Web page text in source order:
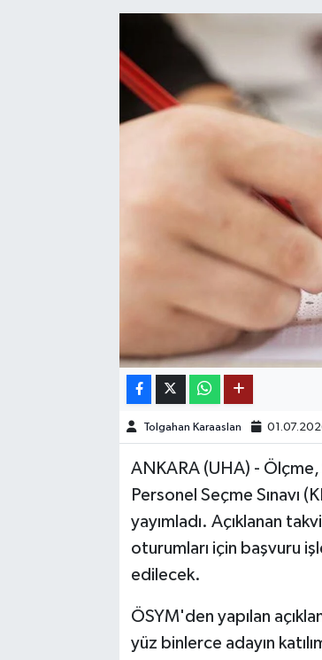
Tolgahan Karaaslan
ANKARA (UHA) -
Personel Seçme Sınavı
yayımladı. Açıklanan
oturumları için başvuru
edilecek.
ÖSYM'den yapılan
yüz binlerce adayın
KÜLTÜR SANAT